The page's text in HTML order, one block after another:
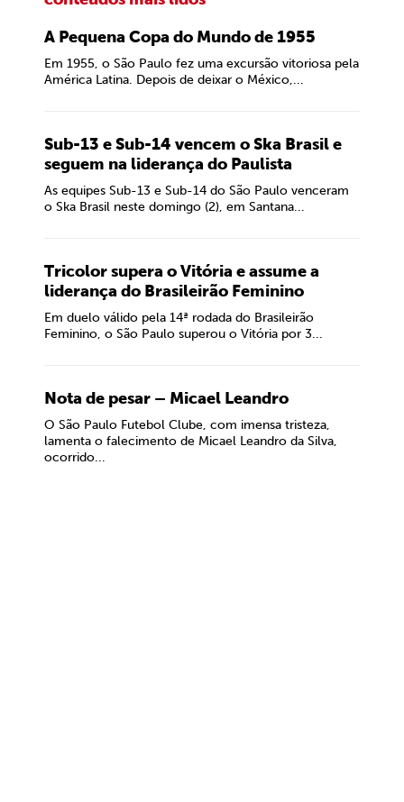
A Pequena Copa do Mundo de 1955
Em 1955, o São Paulo fez uma excursão vitoriosa pela
América Latina. Depois de deixar o México,...
Sub-13 e Sub-14 vencem o Ska Brasil e
seguem na liderança do Paulista
As equipes Sub-13 e Sub-14 do São Paulo venceram
o Ska Brasil neste domingo (2), em Santana...
Tricolor supera o Vitória e assume a
liderança do Brasileirão Feminino
Em duelo válido pela 14ª rodada do Brasileirão
Feminino, o São Paulo superou o Vitória por 3...
Nota de pesar – Micael Leandro
O São Paulo Futebol Clube, com imensa tristeza,
lamenta o falecimento de Micael Leandro da Silva,
ocorrido...